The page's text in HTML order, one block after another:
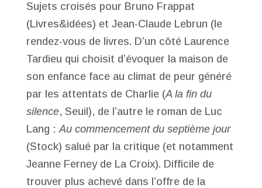
Sujets croisés pour Bruno Frappat
(Livres&idées) et Jean-Claude Lebrun (le
rendez-vous de livres. D’un côté Laurence
Tardieu qui choisit d’évoquer la maison de
son enfance face au climat de peur généré
par les attentats de Charlie (A la fin du
silence, Seuil), de l’autre le roman de Luc
Lang :Au commencement du septième jour
(Stock) salué par la critique (et notamment
Jeanne Ferney de La Croix). Difficile de
trouver plus achevé dans l’offre de la